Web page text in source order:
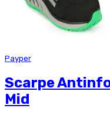
Payper
Scarpe
Mid